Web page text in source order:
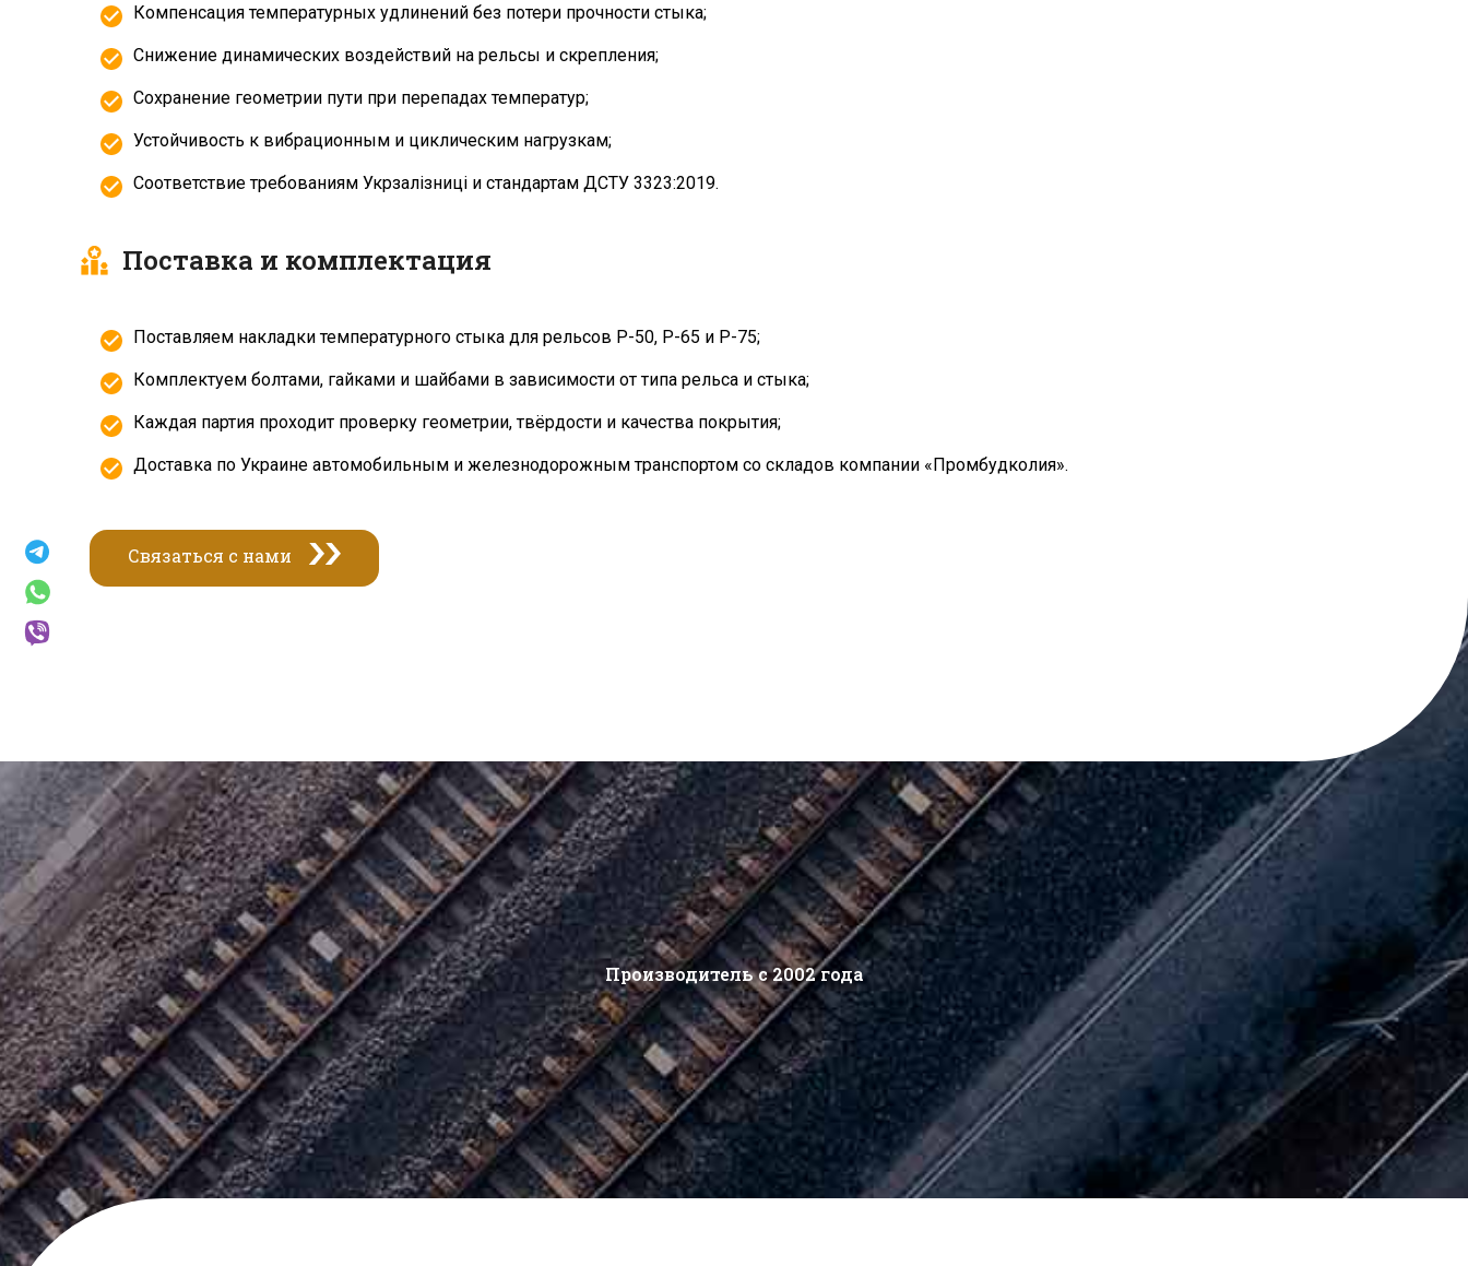
Компенсация температурных удлинений без потери прочности стыка;
Снижение динамических воздействий на рельсы и скрепления;
Сохранение геометрии пути при перепадах температур;
Устойчивость к вибрационным и циклическим нагрузкам;
Соответствие требованиям Укрзалізниці и стандартам ДСТУ 3323:2019.
Поставка и комплектация
Поставляем накладки температурного стыка для рельсов Р-50, Р-65 и Р-75;
Комплектуем болтами, гайками и шайбами в зависимости от типа рельса и стыка;
Каждая партия проходит проверку геометрии, твёрдости и качества покрытия;
Доставка по Украине автомобильным и железнодорожным транспортом со складов компании «Промбудколия».
Связаться с нами
Производитель с 2002 года